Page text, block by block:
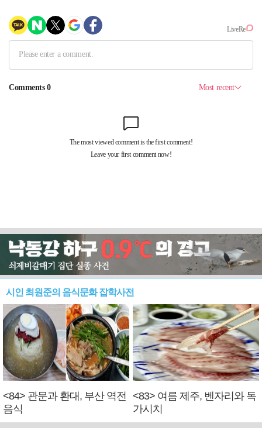
시인 최원준의 음식문화 잡학사전
<84> 관문과 환대, 부산 역전
음식
<83> 여름 제주, 벤자리와 독
가시치